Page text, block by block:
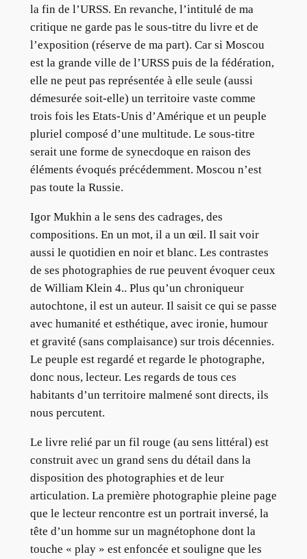
la fin de l’URSS. En revanche, l’intitulé de ma
critique ne garde pas le sous-titre du livre et de
l’exposition (réserve de ma part). Car si Moscou
est la grande ville de l’URSS puis de la fédération,
elle ne peut pas représentée à elle seule (aussi
démesurée soit-elle) un territoire vaste comme
trois fois les Etats-Unis d’Amérique et un peuple
pluriel composé d’une multitude. Le sous-titre
serait une forme de synecdoque en raison des
éléments évoqués précédemment. Moscou n’est
pas toute la Russie.
Igor Mukhin a le sens des cadrages, des
compositions. En un mot, il a un œil. Il sait voir
aussi le quotidien en noir et blanc. Les contrastes
de ses photographies de rue peuvent évoquer ceux
de William Klein 4.. Plus qu’un chroniqueur
autochtone, il est un auteur. Il saisit ce qui se passe
avec humanité et esthétique, avec ironie, humour
et gravité (sans complaisance) sur trois décennies.
Le peuple est regardé et regarde le photographe,
donc nous, lecteur. Les regards de tous ces
habitants d’un territoire malmené sont directs, ils
nous percutent.
Le livre relié par un fil rouge (au sens littéral) est
construit avec un grand sens du détail dans la
disposition des photographies et de leur
articulation. La première photographie pleine page
que le lecteur rencontre est un portrait inversé, la
tête d’un homme sur un magnétophone dont la
touche « play » est enfoncée et souligne que les